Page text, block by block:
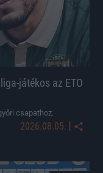
játékos az ETO
csapathoz.
2026.08.05. |